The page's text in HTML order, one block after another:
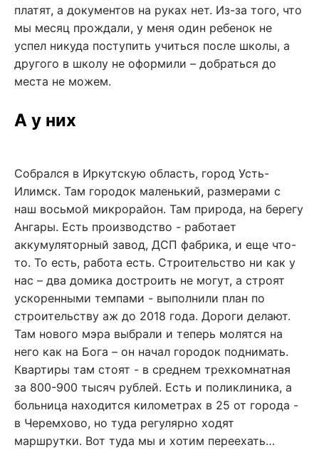
платят, а документов на руках нет. Из-за того, что
мы месяц прождали, у меня один ребенок не
успел никуда поступить учиться после школы, а
другого в школу не оформили – добраться до
места не можем.
А у них
Собрался в Иркутскую область, город Усть-
Илимск. Там городок маленький, размерами с
наш восьмой микрорайон. Там природа, на берегу
Ангары. Есть производство - работает
аккумуляторный завод, ДСП фабрика, и еще что-
то. То есть, работа есть. Строительство ни как у
нас – два домика достроить не могут, а строят
ускоренными темпами - выполнили план по
строительству аж до 2018 года. Дороги делают.
Там нового мэра выбрали и теперь молятся на
него как на Бога – он начал городок поднимать.
Квартиры там стоят - в среднем трехкомнатная
за 800-900 тысяч рублей. Есть и поликлиника, а
больница находится километрах в 25 от города -
в Черемхово, но туда регулярно ходят
маршрутки. Вот туда мы и хотим переехать…